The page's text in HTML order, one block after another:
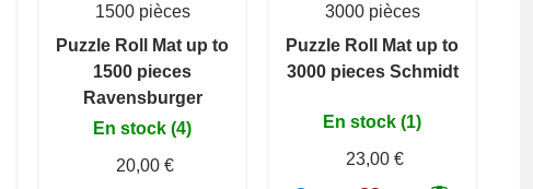
1500 pièces
Puzzle Roll Mat up to
1500 pieces
Ravensburger
En stock (4)
20,00 €
3000 pièces
Puzzle Roll Mat up to
3000 pieces Schmidt
En stock (1)
23,00 €